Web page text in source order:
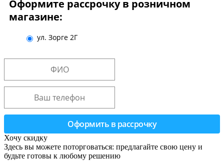
Оформите рассрочку в розничном
магазине:
ул. Зорге 2Г
Хочу скидку
Здесь вы можете поторговаться: предлагайте свою цену и
будьте готовы к любому решению